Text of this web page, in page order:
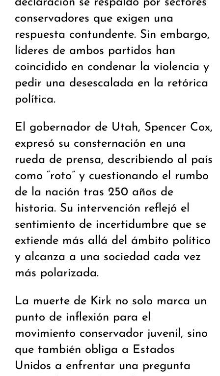
declaración se respaldó por sectores
conservadores que exigen una
respuesta contundente. Sin embargo,
líderes de ambos partidos han
coincidido en condenar la violencia y
pedir una desescalada en la retórica
política.
El gobernador de Utah, Spencer Cox,
expresó su consternación en una
rueda de prensa, describiendo al país
como “roto” y cuestionando el rumbo
de la nación tras 250 años de
historia. Su intervención reflejó el
sentimiento de incertidumbre que se
extiende más allá del ámbito político
y alcanza a una sociedad cada vez
más polarizada.
La muerte de Kirk no solo marca un
punto de inflexión para el
movimiento conservador juvenil, sino
que también obliga a Estados
Unidos a enfrentar una pregunta